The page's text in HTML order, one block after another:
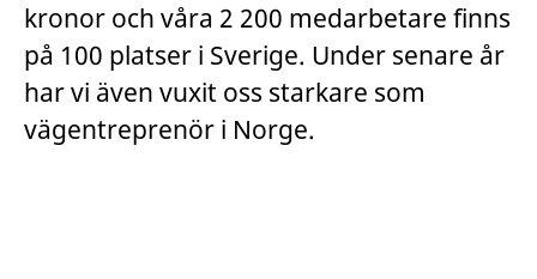
kronor och våra 2 200 medarbetare finns
på 100 platser i Sverige. Under senare år
har vi även vuxit oss starkare som
vägentreprenör i Norge.